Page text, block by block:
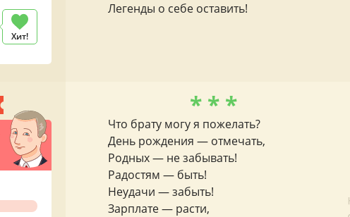
Хит!
Легенды о себе оставить!
* * *
Что брату могу я пожелать?
День рождения — отмечать,
Родных — не забывать!
Радостям — быть!
Неудачи — забыть!
Зарплате — расти,